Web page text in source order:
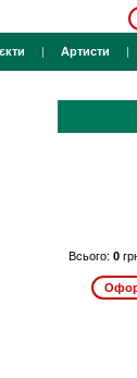
| Артисти
Всього: 0